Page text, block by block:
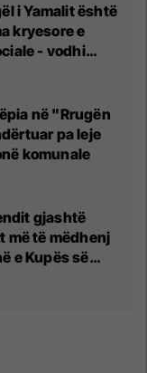
i Yamalit është
kryesore e
- vodhi
pas finales së
në "Rrugën
pa leje
komunale
gjashtë
më të mëdhenj
e Kupës së
mbetet i dyti